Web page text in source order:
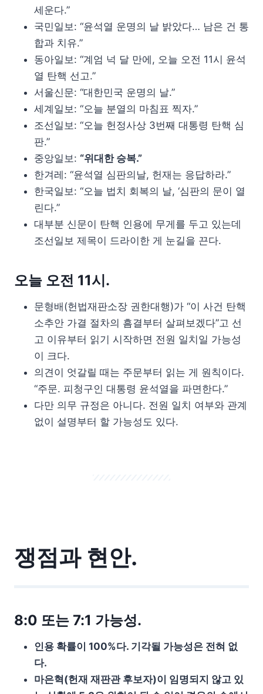
세운다.”
국민일보: “윤석열 운명의 날 밝았다… 남은 건 통
합과 치유.”
동아일보: “계엄 넉 달 만에, 오늘 오전 11시 윤석
열 탄핵 선고.”
서울신문: “대한민국 운명의 날.”
세계일보: “오늘 분열의 마침표 찍자.”
조선일보: “오늘 헌정사상 3번째 대통령 탄핵 심
판.”
중앙일보: “위대한 승복.”
한겨레: “윤석열 심판의날, 헌재는 응답하라.”
한국일보: “오늘 법치 회복의 날, ‘심판의 문이 열
린다.”
대부분 신문이 탄핵 인용에 무게를 두고 있는데
조선일보 제목이 드라이한 게 눈길을 끈다.
오늘 오전 11시.
문형배(헌법재판소장 권한대행)가 “이 사건 탄핵
소추안 가결 절차의 흠결부터 살펴보겠다”고 선
고 이유부터 읽기 시작하면 전원 일치일 가능성
이 크다.
의견이 엇갈릴 때는 주문부터 읽는 게 원칙이다.
“주문. 피청구인 대통령 윤석열을 파면한다.”
다만 의무 규정은 아니다. 전원 일치 여부와 관계
없이 설명부터 할 가능성도 있다.
쟁점과 현안.
8:0 또는 7:1 가능성.
인용 확률이 100%다. 기각될 가능성은 전혀 없
다.
마은혁(헌재 재판관 후보자)이 임명되지 않고 있